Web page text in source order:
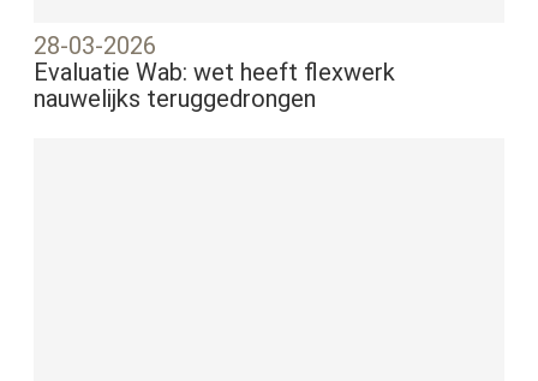
28-03-2026
Evaluatie Wab: wet heeft flexwerk
nauwelijks teruggedrongen